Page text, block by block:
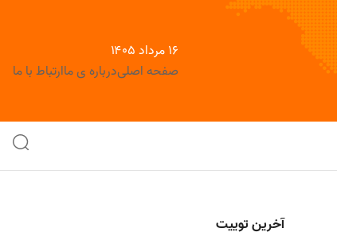
۱۶ مرداد ۱۴۰۵
صفحه اصلیدرباره ی ماارتباط با ما
آخرین توییت